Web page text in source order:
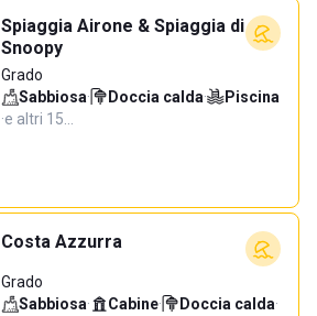
Spiaggia Airone & Spiaggia di
Snoopy
Grado
Sabbiosa· Doccia calda·
Piscina
·e altri 15…
Costa Azzurra
Grado
Sabbiosa· Cabine· Doccia calda·